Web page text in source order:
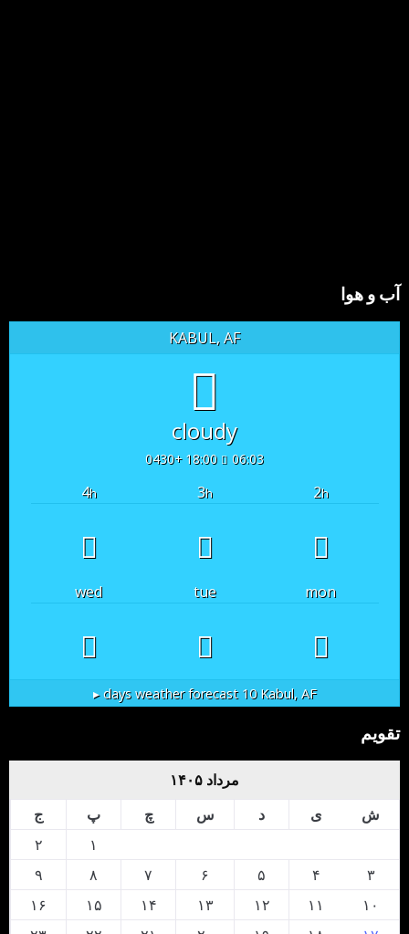
آب و هوا
KABUL, AF
cloudy
06:03
18:00 +0430
2h
3h
4h
mon
tue
wed
Kabul, AF
10 days weather forecast ▸
تقویم
مرداد ۱۴۰۵
ش
ی د س چ پ
ج
۱
۲
۳
۴ ۵ ۶ ۷ ۸
۹
۱۰
۱۱ ۱۲ ۱۳ ۱۴ ۱۵
۱۶